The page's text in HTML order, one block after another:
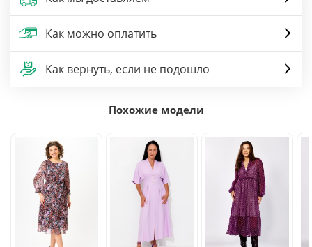
Как можно оплатить
Как вернуть, если не подошло
Похожие модели